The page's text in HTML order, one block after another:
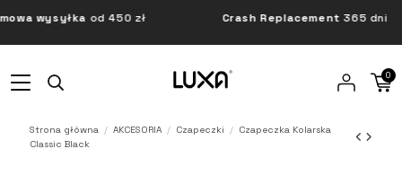
wysyłkaod 450 zł Crash Replacement365 dni
0
Strona główna AKCESORIA Czapeczki
Czapeczka Kolarska
Classic Black